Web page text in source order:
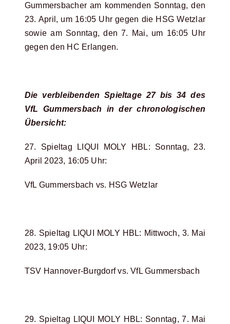
Gummersbacher am kommenden Sonntag, den
23. April, um 16:05 Uhr gegen die HSG Wetzlar
sowie am Sonntag, den 7. Mai, um 16:05 Uhr
gegen den HC Erlangen.
Die verbleibenden Spieltage 27 bis 34 des
VfL Gummersbach in der chronologischen
Übersicht:
27. Spieltag LIQUI MOLY HBL: Sonntag, 23.
April 2023, 16:05 Uhr:
VfL Gummersbach vs. HSG Wetzlar
28. Spieltag LIQUI MOLY HBL: Mittwoch, 3. Mai
2023, 19:05 Uhr:
TSV Hannover-Burgdorf vs. VfL Gummersbach
29. Spieltag LIQUI MOLY HBL: Sonntag, 7. Mai